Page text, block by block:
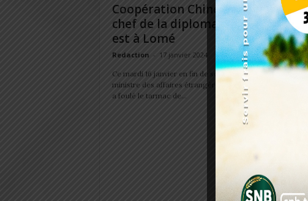
Coopération Chine-Togo: Le
chef de la diplomatie chinoise
est à Lomé
Redaction - 17 janvier 2024 0
Ce mardi 16 janvier en fin de soirée, l'avion du
ministre des affaires étrangères de la Chine, Wang Yi
a foulé le tarmac de...